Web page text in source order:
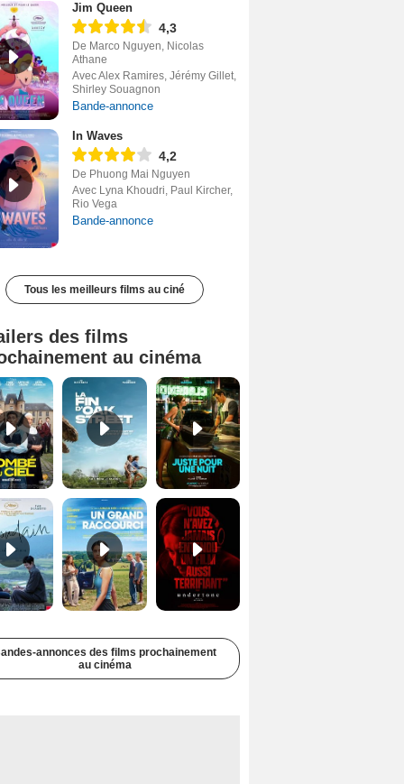
Jim Queen
4,3
De Marco Nguyen, Nicolas
Athane
Avec Alex Ramires, Jérémy Gillet,
Shirley Souagnon
Bande-annonce
In Waves
4,2
De Phuong Mai Nguyen
Avec Lyna Khoudri, Paul Kircher,
Rio Vega
Bande-annonce
Tous les meilleurs films au ciné
des films
au cinéma
Tombé du ciel Bande-annonce VF La fin d’Oak Street Bande-annonce VO STFR
Soudain Bande-annonce VF STFR Un grand raccourci Bande-annonce VF
annonces des films prochainement
au cinéma